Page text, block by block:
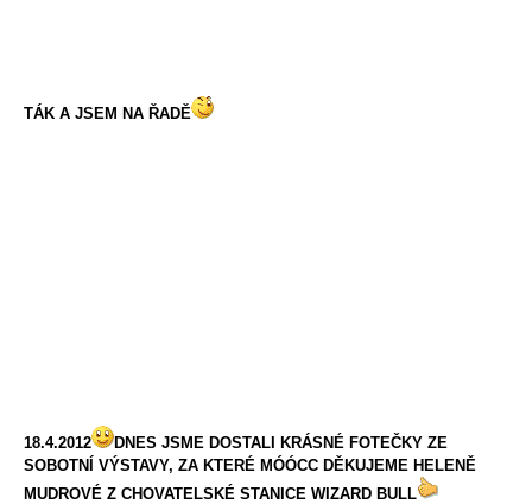
TÁK A JSEM NA ŘADĚ
18.4.2012
DNES JSME DOSTALI KRÁSNÉ FOTEČKY ZE
SOBOTNÍ VÝSTAVY, ZA KTERÉ MÓÓCC DĚKUJEME HELENĚ
MUDROVÉ Z CHOVATELSKÉ STANICE WIZARD BULL